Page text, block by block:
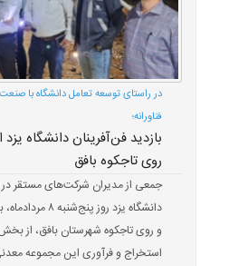
در راستای توسعه تعامل دانشگاه با
فناورانه؛
بازدید فن‌آفرینان دانشگاه
روی تاجکوه بافق
جمعی از مدیران شرکت‌های مستقر
دانشگاه یزد روز
و روی تاجکوه شهرستان بافق، از
استخراج و فرآوری این مجموعه